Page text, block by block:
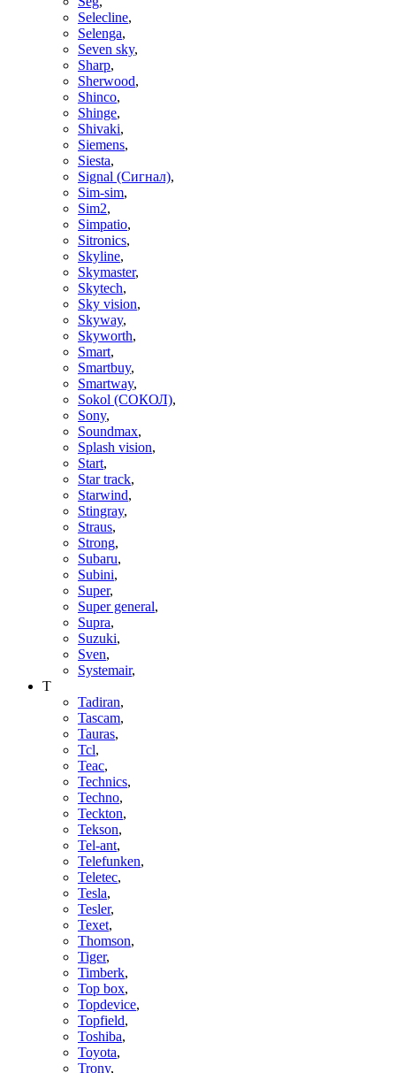
Selecline,
Selenga,
Seven sky,
Sharp,
Sherwood,
Shinco,
Shinge,
Shivaki,
Siemens,
Siesta,
Signal (Сигнал),
Sim-sim,
Sim2,
Simpatio,
Sitronics,
Skyline,
Skymaster,
Skytech,
Sky vision,
Skyway,
Skyworth,
Smart,
Smartbuy,
Smartway,
Sokol (СОКОЛ),
Sony,
Soundmax,
Splash vision,
Start,
Star track,
Starwind,
Stingray,
Straus,
Strong,
Subaru,
Subini,
Super,
Super general,
Supra,
Suzuki,
Sven,
Systemair,
T
Tadiran,
Tascam,
Tauras,
Tcl,
Teac,
Technics,
Techno,
Teckton,
Tekson,
Tel-ant,
Telefunken,
Teletec,
Tesla,
Tesler,
Texet,
Thomson,
Tiger,
Timberk,
Top box,
Topdevice,
Topfield,
Toshiba,
Toyota,
Trony,